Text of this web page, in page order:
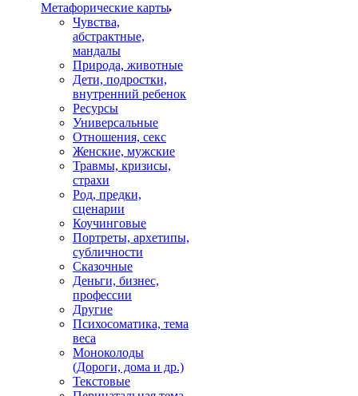
Mетафорические карты
Чувства,
абстрактные,
мандалы
Природа, животные
Дети, подростки,
внутренний ребенок
Ресурсы
Универсальные
Отношения, секс
Женские, мужские
Травмы, кризисы,
страхи
Род, предки,
сценарии
Коучинговые
Портреты, архетипы,
субличности
Сказочные
Деньги, бизнес,
профессии
Другие
Психосоматика, тема
веса
Моноколоды
(Дороги, дома и др.)
Текстовые